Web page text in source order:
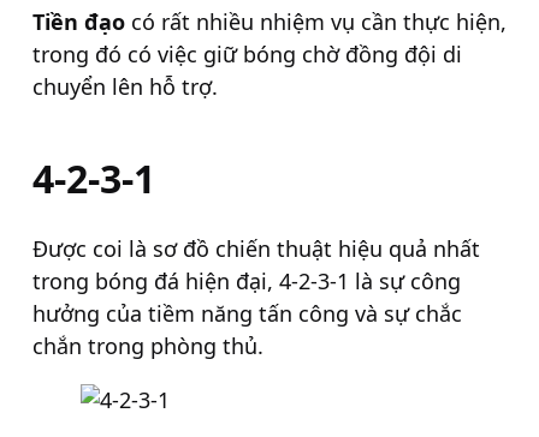
Tiền đạocó rất nhiều nhiệm vụ cần thực hiện,
trong đó có việc giữ bóng chờ đồng đội di
chuyển lên hỗ trợ.
4-2-3-1
Được coi là sơ đồ chiến thuật hiệu quả nhất
trong bóng đá hiện đại, 4-2-3-1 là sự công
hưởng của tiềm năng tấn công và sự chắc
chắn trong phòng thủ.